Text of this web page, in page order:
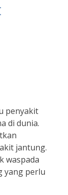
penyakit
di dunia.
jantung.
waspada
yang perlu